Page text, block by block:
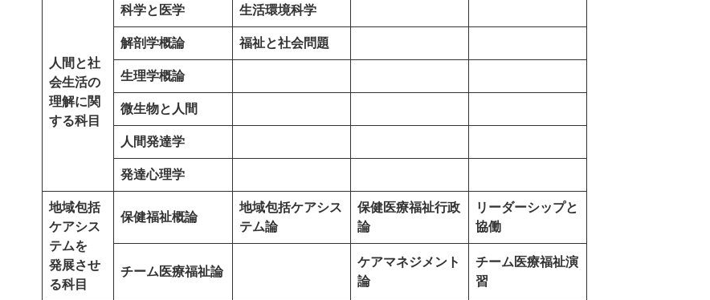
人間と社
会生活の
理解に関
する科目
科学と医学 生活環境科学
解剖学概論 福祉と社会問題
生理学概論
微生物と人間
人間発達学
発達心理学
地域包括
ケアシス
テムを
発展させ
る科目
保健福祉概論
地域包括ケアシス
テム論
保健医療福祉行政
論
リーダーシップと
協働
チーム医療福祉論
ケアマネジメント
論
チーム医療福祉演
習